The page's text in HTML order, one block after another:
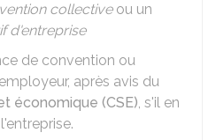
collectiveou un
d'entreprise
de convention ou
après avis du
économique (CSE), s'il en